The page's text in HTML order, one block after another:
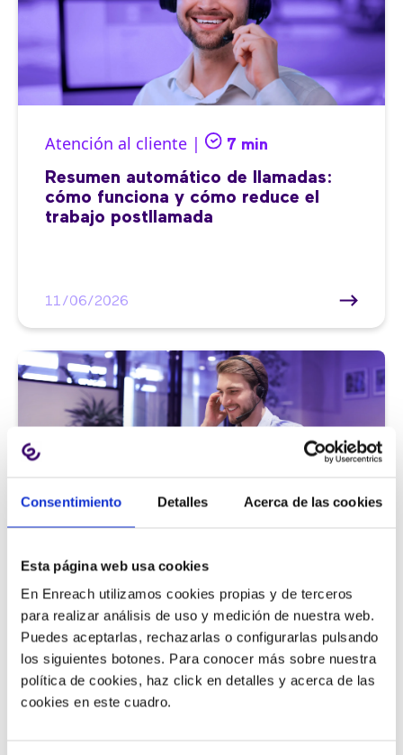
Consentimiento Detalles Acerca de las cookies
Esta página web usa cookies
En Enreach utilizamos cookies propias y de terceros
para realizar análisis de uso y medición de nuestra web.
Puedes aceptarlas, rechazarlas o configurarlas pulsando
los siguientes botones. Para conocer más sobre nuestra
política de cookies, haz click en detalles y acerca de las
cookies en este cuadro.
Atención al cliente | 7 min
Resumen automático de llamadas:
cómo funciona y cómo reduce el
trabajo postllamada
11/06/2026
9 métricas de call center para medir
la satisfacción del cliente
11/06/2026